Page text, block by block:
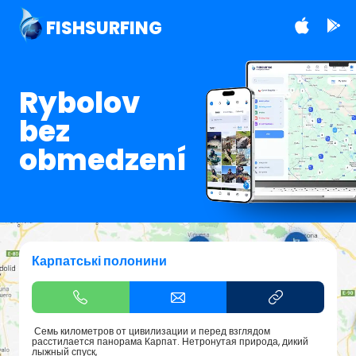
FISHSURFING
Rybolov
bez
obmedzení
Карпатські полонини
Семь километров от цивилизации и перед взглядом
расстилается панорама Карпат. Нетронутая природа, дикий
лыжный спуск,